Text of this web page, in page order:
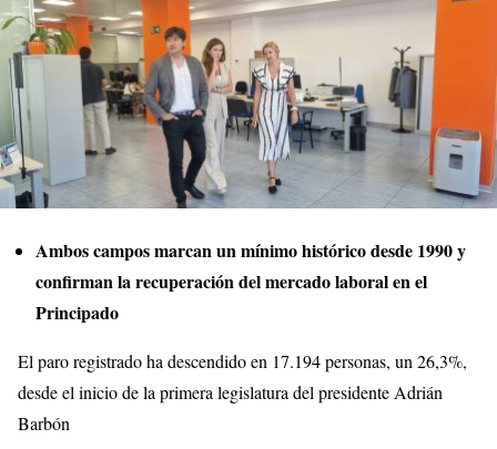
Ambos campos marcan un mínimo histórico desde 1990 y
confirman la recuperación del mercado laboral en el
Principado
El paro registrado ha descendido en 17.194 personas, un 26,3%,
desde el inicio de la primera legislatura del presidente Adrián
Barbón